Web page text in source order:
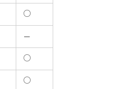
○
－
○
○